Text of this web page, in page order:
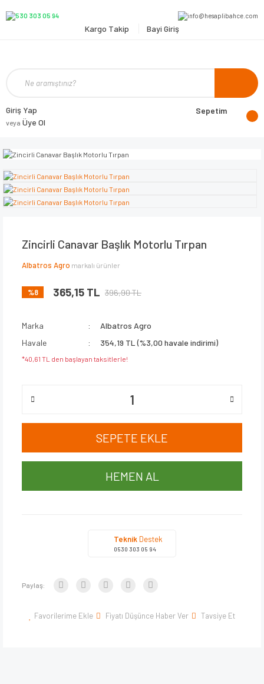
Kargo Takip Bayi Giriş
Giriş Yap
veya Üye Ol
Sepetim
Zincirli Canavar Başlık Motorlu Tırpan
Albatros Agro markalı ürünler
%8 365,15 TL 396,90 TL
Marka
Albatros Agro
Havale
354,19 TL (%3,00 havale indirimi)
*40,61 TL den başlayan taksitlerle!
SEPETE EKLE
HEMEN AL
Teknik Destek
0530 303 05 94
Paylaş:
Favorilerime Ekle Fiyatı Düşünce Haber Ver Tavsiye Et